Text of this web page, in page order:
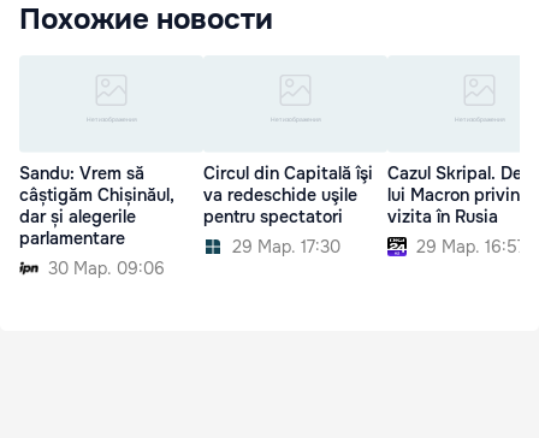
Похожие новости
Sandu: Vrem să
câștigăm Chișinăul,
dar și alegerile
parlamentare
30 Мар. 09:06
Circul din Capitală îşi
va redeschide uşile
pentru spectatori
29 Мар. 17:30
Cazul Skripal.
lui Macron privind
vizita în Rusia
29 Мар. 16:57